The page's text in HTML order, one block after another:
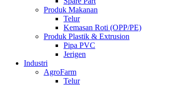
Produk Makanan
Telur
Kemasan Roti (OPP/PE)
Produk Plastik & Extrusion
Pipa PVC
Jerigen
Industri
AgroFarm
Telur